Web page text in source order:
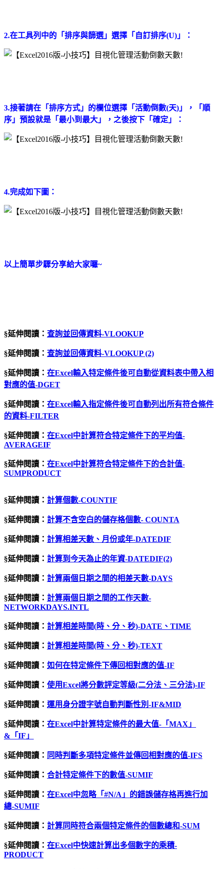
2.在工具列中的「排序與篩選」選擇「自訂排序(U)」：
3.接著請在「排序方式」的欄位選擇「活動倒數(天)」，「順
序」預設就是「最小到最大」，之後按下「確定」：
4.完成如下圖：
以上簡單步驟分享給大家囉~
§延伸閱讀： 查詢並回傳資料-VLOOKUP
§延伸閱讀： 查詢並回傳資料-VLOOKUP (2)
§延伸閱讀： 在Excel輸入特定條件後可自動從資料表中帶入相
對應的值-DGET
§延伸閱讀： 在Excel輸入指定條件後可自動列出所有符合條件
的資料-FILTER
§延伸閱讀： 在Excel中計算符合特定條件下的平均值-
AVERAGEIF
§延伸閱讀： 在Excel中計算符合特定條件下的合計值-
SUMPRODUCT
§延伸閱讀： 計算個數-COUNTIF
§延伸閱讀： 計算不含空白的儲存格個數- COUNTA
§延伸閱讀： 計算相差天數、月份或年-DATEDIF
§延伸閱讀： 計算到今天為止的年資-DATEDIF(2)
§延伸閱讀： 計算兩個日期之間的相差天數-DAYS
§延伸閱讀： 計算兩個日期之間的工作天數-
NETWORKDAYS.INTL
§延伸閱讀： 計算相差時間(時、分、秒)-DATE 、 TIME
§延伸閱讀： 計算相差時間(時、分、秒)-TEXT
§延伸閱讀： 如何在特定條件下傳回相對應的值-IF
§延伸閱讀： 使用Excel將分數評定等級(二分法、三分法)-IF
§延伸閱讀： 運用身分證字號自動判斷性別-IF&MID
§延伸閱讀： 在Excel中計算特定條件的最大值-「MAX」
&「IF」
§延伸閱讀： 同時判斷多項特定條件並傳回相對應的值-IFS
§延伸閱讀： 合計特定條件下的數值-SUMIF
§延伸閱讀： 在Excel中忽略「#N/A 」的錯誤儲存格再進行加
總-SUMIF
§延伸閱讀： 計算同時符合兩個特定條件的個數總和-SUM
§延伸閱讀： 在Excel中快速計算出多個數字的乘積-
PRODUCT